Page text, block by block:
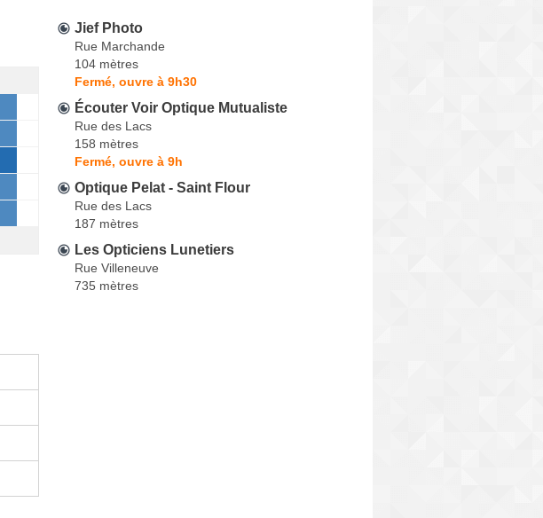
Jief Photo
Rue Marchande
104 mètres
Fermé, ouvre à 9h30
Écouter Voir Optique Mutualiste
Rue des Lacs
158 mètres
Fermé, ouvre à 9h
Optique Pelat - Saint Flour
Rue des Lacs
187 mètres
Les Opticiens Lunetiers
Rue Villeneuve
735 mètres